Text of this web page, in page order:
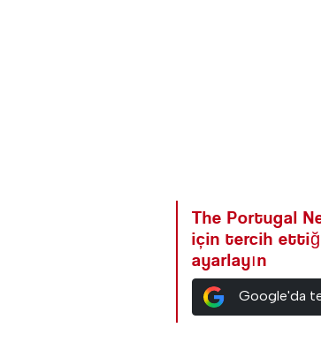
The Portugal
için tercih
ayarlayın
Google'da